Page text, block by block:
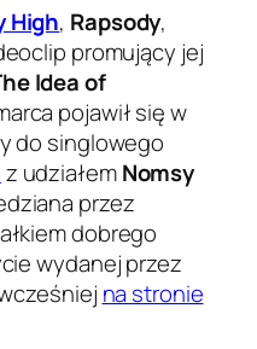
High, Rapsody,
promujący jej
Idea of
pojawił się w
do singlowego
z udziałemNomsy
przez
dobrego
wydanej przez
na stronie